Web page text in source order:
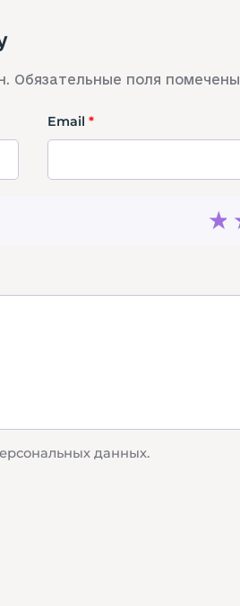
Обязательные поля помечены
Email*
1
данных.